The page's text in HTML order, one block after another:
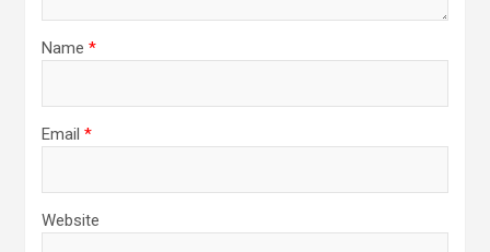
Name *
Email *
Website